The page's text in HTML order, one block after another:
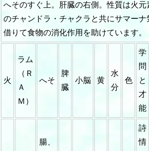
へそのすぐ上。肝臓の右側。性質は火元
のチャンドラ・チャクラと共にサマーナ
借りて食物の消化作用を助けています。
火
ラム
（Ｒ
Ａ
Ｍ）
へそ
脾
臓
小脳 黄
水
分
色
学
問
と
才
能
腸、
詩
情